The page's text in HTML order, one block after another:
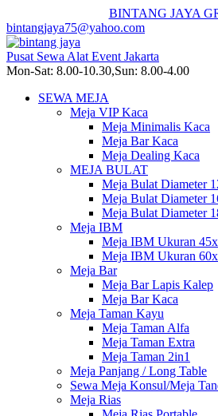
BINTANG JAYA
bintangjaya75@yahoo.com
Pusat Sewa Alat Event Jakarta
Mon-Sat: 8.00-10.30,Sun: 8.00-4.00
SEWA MEJA
Meja VIP Kaca
Meja Minimalis Kaca
Meja Bar Kaca
Meja Dealing Kaca
MEJA BULAT
Meja Bulat Diameter
Meja Bulat Diameter
Meja Bulat Diameter
Meja IBM
Meja IBM Ukuran
Meja IBM Ukuran
Meja Bar
Meja Bar Lapis Kalep
Meja Bar Kaca
Meja Taman Kayu
Meja Taman Alfa
Meja Taman Extra
Meja Taman 2in1
Meja Panjang / Long Table
Sewa Meja Konsul/Meja
Meja Rias